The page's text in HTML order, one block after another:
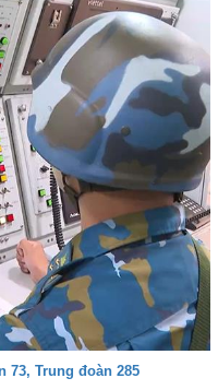
73, Trung đoàn 285